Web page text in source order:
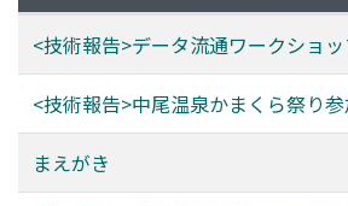
<技術報告>データ流通ワークショ
<技術報告>中尾温泉かまくら祭り
まえがき